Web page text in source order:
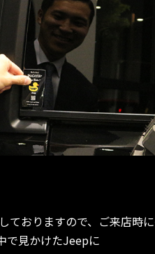
ておりますので、ご来店時
で見かけたJeepに